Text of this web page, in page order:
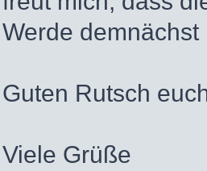
Werde
Guten Rutsch
Viele Grüße